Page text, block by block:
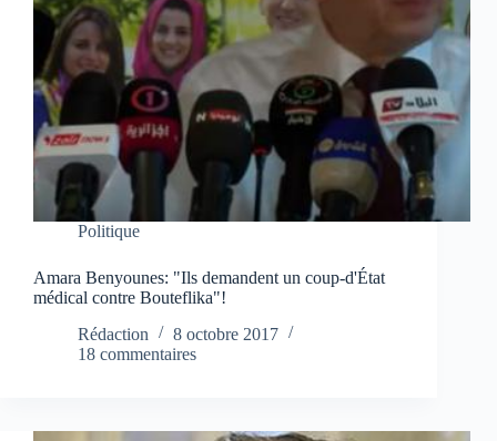
Politique
Amara Benyounes: "Ils demandent un coup-d'État
médical contre Bouteflika"!
Rédaction
8 octobre 2017
18 commentaires